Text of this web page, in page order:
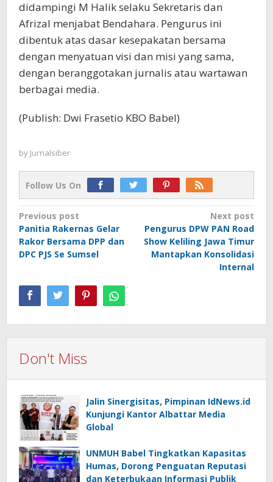
didampingi M Halik selaku Sekretaris dan
Afrizal menjabat Bendahara. Pengurus ini
dibentuk atas dasar kesepakatan bersama
dengan menyatuan visi dan misi yang sama,
dengan beranggotakan jurnalis atau wartawan
berbagai media.
(Publish: Dwi Frasetio KBO Babel)
by Jurnalsiber
Follow Us On
Post
navigation
Previous post
Panitia Rakernas Gelar
Rakor Bersama DPP dan
DPC PJS Se Sumsel
Next post
Pengurus DPW PAN Road
Show Keliling Jawa Timur
Mantapkan Konsolidasi
Internal
Don't Miss
Jalin Sinergisitas, Pimpinan IdNews.id
Kunjungi Kantor Albattar Media
Global
UNMUH Babel Tingkatkan Kapasitas
Humas, Dorong Penguatan Reputasi
dan Keterbukaan Informasi Publik